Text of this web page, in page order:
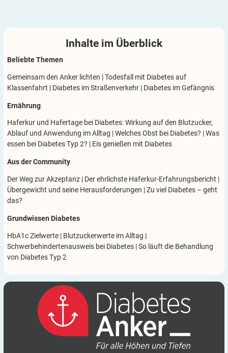
Inhalte im Überblick
Beliebte Themen
Gemeinsam den Anker lichten |Todesfall mit Diabetes auf
Klassenfahrt | Diabetes im Straßenverkehr | Diabetes im Gefängnis
Ernährung
Haferkur und Hafertage bei Diabetes: Wirkung auf den Blutzucker,
Ablauf und Anwendung im Alltag |Welches Obst bei Diabetes? |Was
essen bei Diabetes Typ 2? | Eis genießen mit Diabetes
Aus der Community
Der Weg zur Akzeptanz | Der ehrlichste Haferkur-Erfahrungsbericht |
Übergewicht und seine Herausforderungen |Zu viel Diabetes – geht
das?
Grundwissen Diabetes
HbA1c Zielwerte | Blutzuckerwerte im Alltag |
Schwerbehindertenausweis bei Diabetes |So läuft die Behandlung
von Diabetes Typ 2